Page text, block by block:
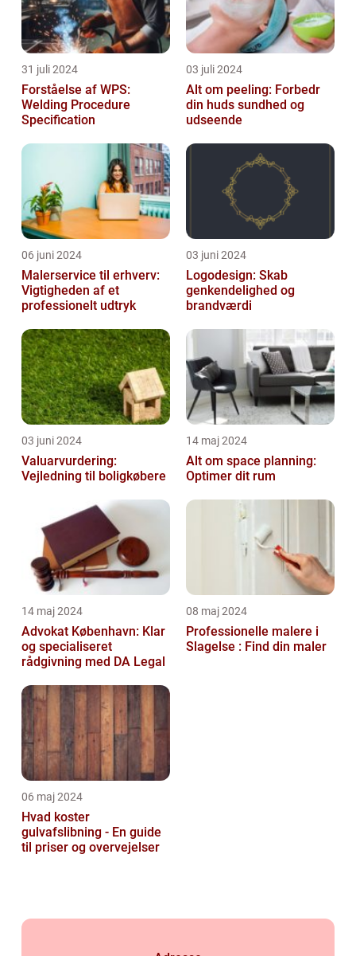
31 juli 2024
Forståelse af WPS:
Welding Procedure
Specification
03 juli 2024
Alt om peeling: Forbedr
din huds sundhed og
udseende
06 juni 2024
Malerservice til erhverv:
Vigtigheden af et
professionelt udtryk
03 juni 2024
Logodesign: Skab
genkendelighed og
brandværdi
03 juni 2024
Valuarvurdering:
Vejledning til boligkøbere
14 maj 2024
Alt om space planning:
Optimer dit rum
14 maj 2024
Advokat København: Klar
og specialiseret
rådgivning med DA Legal
08 maj 2024
Professionelle malere i
Slagelse : Find din maler
06 maj 2024
Hvad koster
gulvafslibning - En guide
til priser og overvejelser